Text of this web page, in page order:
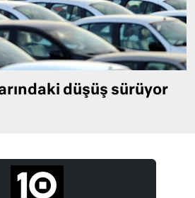
düşüş sürüyor